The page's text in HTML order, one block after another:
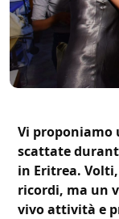
Vi proponiamo
scattate
in Eritrea.
ricordi, ma un
vivo attività e